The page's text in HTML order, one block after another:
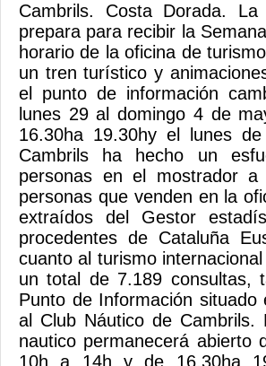
Cambrils. Costa Dorada.
prepara para recibir la
horario de la oficina de
un tren turístico y
el punto de información
lunes 29 al domingo 4 de
16.30ha 19.30hy el lunes
Cambrils ha hecho un
personas en el mostrador
personas que venden en la
extraídos del Gestor
procedentes de Cataluña
cuanto al turismo
un total de 7.189 consultas,
Punto de Información
al Club Náutico de
nautico permanecerá
10h a 14h y de 16.30ha